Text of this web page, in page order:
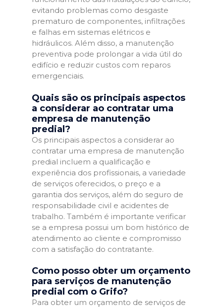
evitando problemas como desgaste
prematuro de componentes, infiltrações
e falhas em sistemas elétricos e
hidráulicos. Além disso, a manutenção
preventiva pode prolongar a vida útil do
edifício e reduzir custos com reparos
emergenciais.
Quais são os principais aspectos
a considerar ao contratar uma
empresa de manutenção
predial?
Os principais aspectos a considerar ao
contratar uma empresa de manutenção
predial incluem a qualificação e
experiência dos profissionais, a variedade
de serviços oferecidos, o preço e a
garantia dos serviços, além do seguro de
responsabilidade civil e acidentes de
trabalho. Também é importante verificar
se a empresa possui um bom histórico de
atendimento ao cliente e compromisso
com a satisfação do contratante.
Como posso obter um orçamento
para serviços de manutenção
predial com o Grifo?
Para obter um orçamento de serviços de